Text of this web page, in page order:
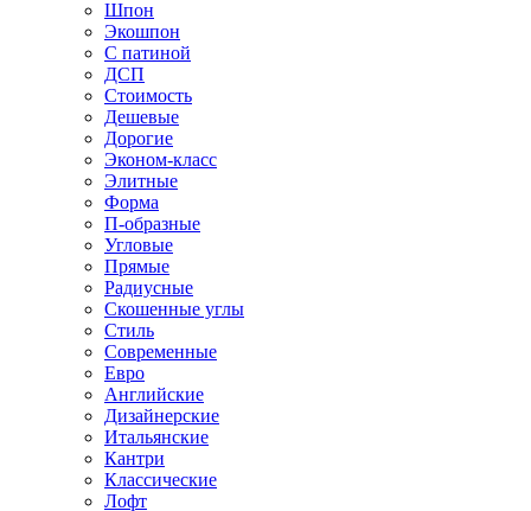
Шпон
Экошпон
С патиной
ДСП
Стоимость
Дешевые
Дорогие
Эконом-класс
Элитные
Форма
П-образные
Угловые
Прямые
Радиусные
Скошенные углы
Стиль
Современные
Евро
Английские
Дизайнерские
Итальянские
Кантри
Классические
Лофт